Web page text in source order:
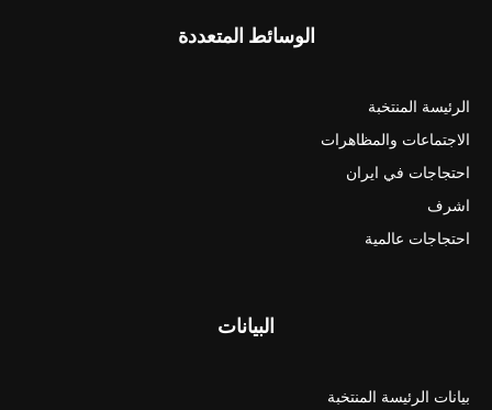
الوسائط المتعددة
الرئيسة المنتخبة
الاجتماعات والمظاهرات
احتجاجات في ايران
اشرف
احتجاجات عالمية
البيانات
بيانات الرئيسة المنتخبة